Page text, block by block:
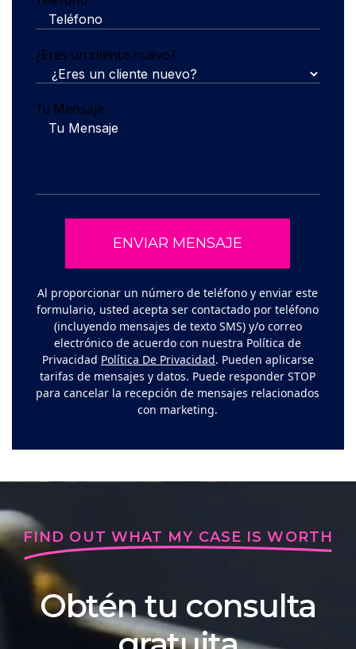
¿Eres un cliente nuevo?
Tu Mensaje
Al proporcionar un número de teléfono y enviar este
formulario, usted acepta ser contactado por teléfono
(incluyendo mensajes de texto SMS) y/o correo
electrónico de acuerdo con nuestra Política de
Privacidad Política De Privacidad. Pueden aplicarse
tarifas de mensajes y datos. Puede responder STOP
para cancelar la recepción de mensajes relacionados
con marketing.
FIND OUT WHAT MY CASE IS WORTH
Obtén tu consulta